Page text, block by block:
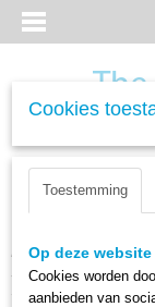
Inloggen Registreren
Home >
Sienna bruin
Cookies
Toestemming
Op deze
Cookies worden
aanbieden van